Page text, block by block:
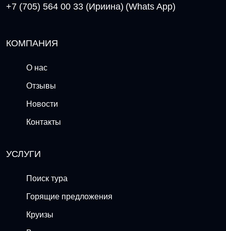
+7 (705) 564 00 33 (Ириина) (Whats App)
КОМПАНИЯ
О нас
Отзывы
Новости
Контакты
УСЛУГИ
Поиск тура
Горящие предложения
Круизы